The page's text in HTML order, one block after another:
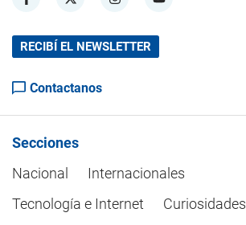
RECIBÍ EL NEWSLETTER
Contactanos
Secciones
Nacional
Internacionales
Tecnología e Internet
Curiosidades